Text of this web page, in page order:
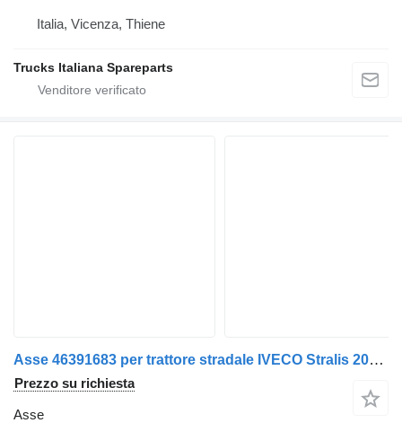
Italia, Vicenza, Thiene
Trucks Italiana Spareparts
Asse 46391683 per trattore stradale IVECO Stralis 2007>2013
Prezzo su richiesta
Asse